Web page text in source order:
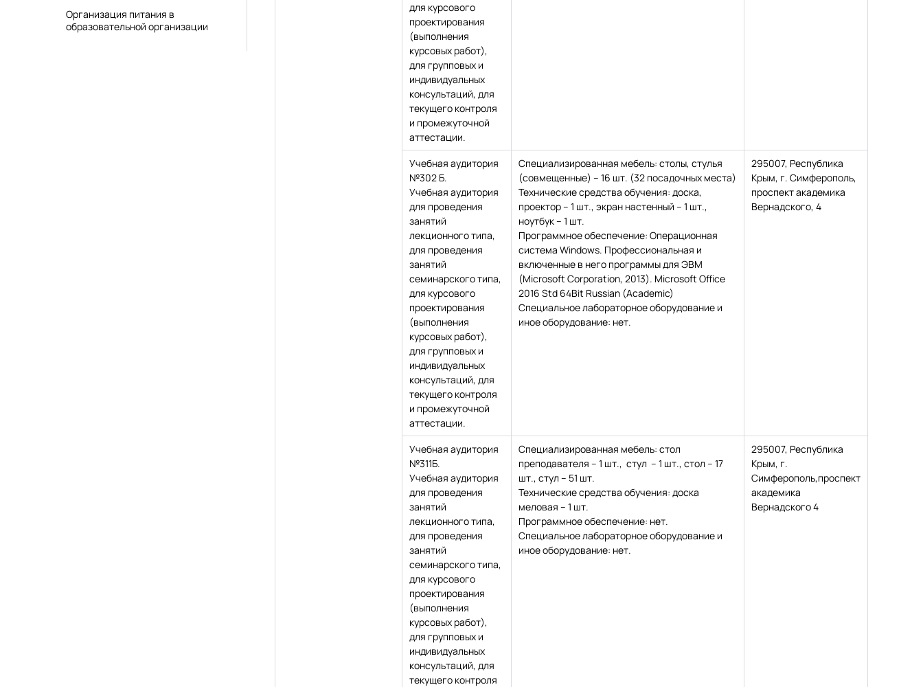
Организация питания в
образовательной организации
для курсового
проектирования
(выполнения
курсовых работ),
для групповых и
индивидуальных
консультаций, для
текущего контроля
и промежуточной
аттестации.
Учебная аудитория
№302 Б.
Учебная аудитория
для проведения
занятий
лекционного типа,
для проведения
занятий
семинарского типа,
для курсового
проектирования
(выполнения
курсовых работ),
для групповых и
индивидуальных
консультаций, для
текущего контроля
и промежуточной
аттестации.
Специализированная мебель: столы, стулья
(совмещенные) – 16 шт. (32 посадочных места)
Технические средства обучения: доска,
проектор – 1 шт., экран настенный – 1 шт.,
ноутбук – 1 шт.
Программное обеспечение: Операционная
система Windows. Профессиональная и
включенные в него программы для ЭВМ
(Microsoft Corporation, 2013). Microsoft Office
2016 Std 64Bit Russian (Academic)
Специальное лабораторное оборудование и
иное оборудование: нет.
295007, Республика
Крым, г. Симферополь,
проспект академика
Вернадского, 4
Учебная аудитория
№311Б.
Учебная аудитория
для проведения
занятий
лекционного типа,
для проведения
занятий
семинарского типа,
для курсового
проектирования
(выполнения
курсовых работ),
для групповых и
индивидуальных
консультаций, для
текущего контроля
Специализированная мебель: стол
преподавателя – 1 шт., стул – 1 шт., стол – 17
шт., стул – 51 шт.
Технические средства обучения: доска
меловая – 1 шт.
Программное обеспечение: нет.
Специальное лабораторное оборудование и
иное оборудование: нет.
295007, Республика
Крым, г.
Симферополь,проспект
академика
Вернадского 4